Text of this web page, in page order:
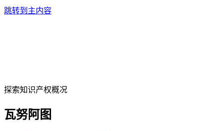
跳转到主内容
探索知识产权概况
瓦努阿图